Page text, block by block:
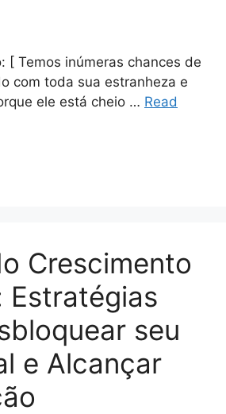
[ Temos inúmeras chances de
com toda sua estranheza e
ele está cheio … Read
Crescimento
Estratégias
seu
e Alcançar